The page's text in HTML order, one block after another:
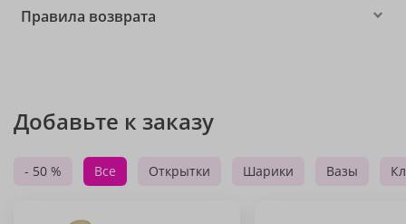
Правила возврата
Добавьте к заказу
- 50 % Все Открытки Шарики Вазы